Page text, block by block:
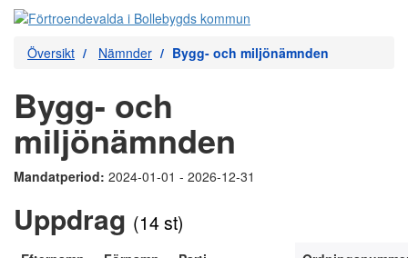
Översikt Nämnder Bygg- och miljönämnden
Bygg- och
miljönämnden
Mandatperiod: 2024-01-01 - 2026-12-31
Uppdrag (14 st)